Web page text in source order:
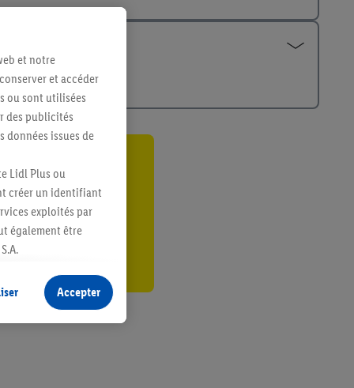
et notre
et accéder
ou sont utilisées
des publicités
données issues de
Lidl Plus ou
créer un identifiant
exploités par
également être
sans procéder à
terminaux ou
échéant, d’autres
Accepter